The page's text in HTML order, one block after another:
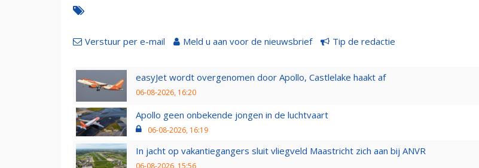
Verstuur per e-mail Meld u aan voor de nieuwsbrief Tip de redactie
easyJet wordt overgenomen door Apollo, Castlelake haakt af
06-08-2026, 16:20
Apollo geen onbekende jongen in de luchtvaart
06-08-2026, 16:19
In jacht op vakantiegangers sluit vliegveld Maastricht zich aan bij ANVR
06-08-2026, 15:56